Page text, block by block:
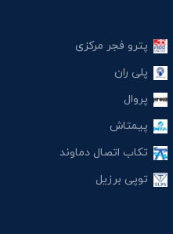
پترو فجر مرکزی
پلی ران
پروال
پیمتاش
تکاب اتصال دماوند
توپی برزیل